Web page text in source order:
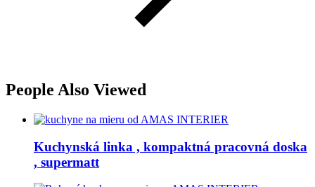
People Also Viewed
Kuchynská linka , kompaktná pracovná doska
, supermatt